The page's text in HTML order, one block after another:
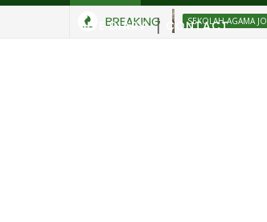
SITE DIARY CONTACT
BREAKINGSEKOLAH AGAMA JOHOR